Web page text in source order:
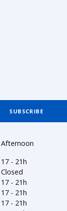
Afternoon
17 - 21h
Closed
17 - 21h
17 - 21h
17 - 21h